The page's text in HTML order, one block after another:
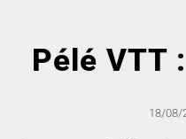
Pélé VTT
18/08/